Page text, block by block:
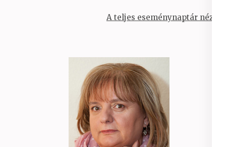
A teljes eseménynaptár nézet